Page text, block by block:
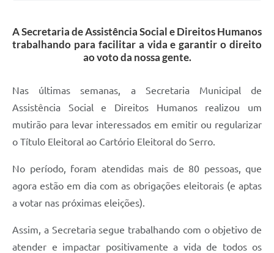
A Secretaria de Assistência Social e Direitos Humanos
trabalhando para facilitar a vida e garantir o direito
ao voto da nossa gente.
Nas últimas semanas, a Secretaria Municipal de
Assistência Social e Direitos Humanos realizou um
mutirão para levar interessados em emitir ou regularizar
o Título Eleitoral ao Cartório Eleitoral do Serro.
No período, foram atendidas mais de 80 pessoas, que
agora estão em dia com as obrigações eleitorais (e aptas
a votar nas próximas eleições).
Assim, a Secretaria segue trabalhando com o objetivo de
atender e impactar positivamente a vida de todos os